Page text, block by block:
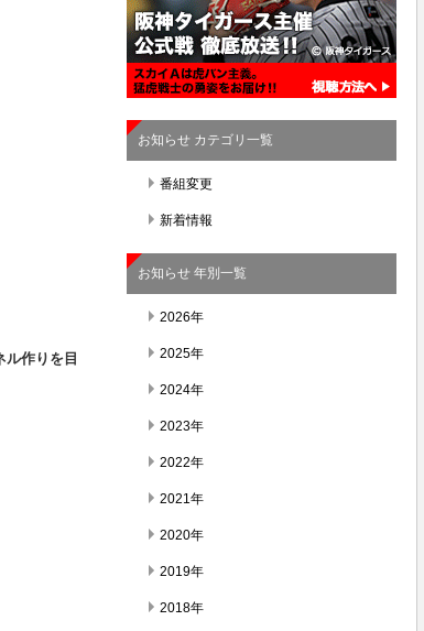
作りを目
お知らせ カテゴリ一覧
番組変更
新着情報
お知らせ 年別一覧
2026年
2025年
2024年
2023年
2022年
2021年
2020年
2019年
2018年